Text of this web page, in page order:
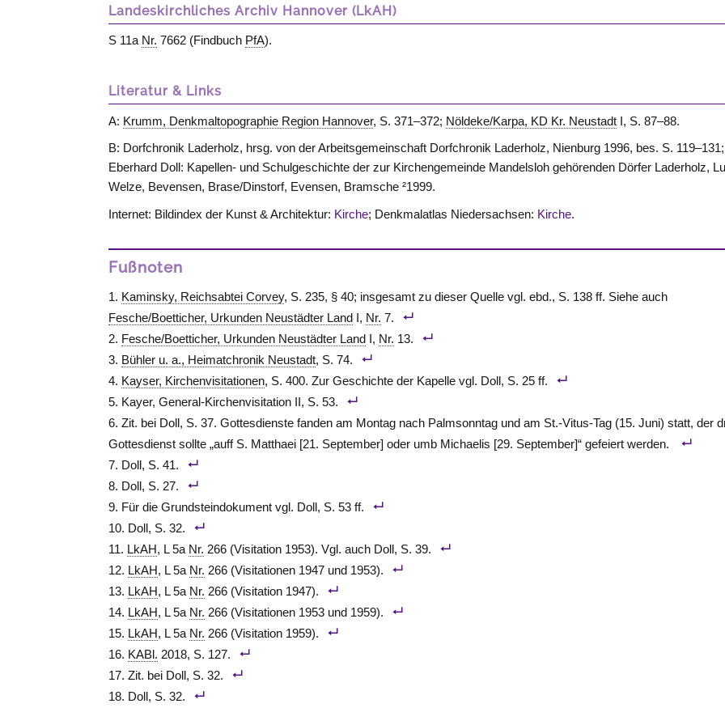
Landeskirchliches Archiv Hannover (LkAH)
S 11a Nr. 7662 (Findbuch PfA).
Literatur & Links
A: Krumm, Denkmaltopographie Region Hannover, S. 371–372; Nöldeke/Karpa, KD Kr. Neustadt I, S. 87–88.
B: Dorfchronik Laderholz, hrsg. von der Arbeitsgemeinschaft Dorfchronik Laderholz, Nienburg 1996, bes. S. 119–131;
Eberhard Doll: Kapellen- und Schulgeschichte der zur Kirchengemeinde Mandelsloh gehörenden Dörfer Laderholz,
Welze, Bevensen, Brase/Dinstorf, Evensen, Bramsche ²1999.
Internet: Bildindex der Kunst & Architektur: Kirche; Denkmalatlas Niedersachsen: Kirche.
Fußnoten
Kaminsky, Reichsabtei Corvey, S. 235, § 40; insgesamt zu dieser Quelle vgl. ebd., S. 138 ff. Siehe auch
Fesche/Boetticher, Urkunden Neustädter Land I, Nr. 7.
Fesche/Boetticher, Urkunden Neustädter Land I, Nr. 13.
Bühler u. a., Heimatchronik Neustadt, S. 74.
Kayser, Kirchenvisitationen, S. 400. Zur Geschichte der Kapelle vgl. Doll, S. 25 ff.
Kayer, General-Kirchenvisitation II, S. 53.
Zit. bei Doll, S. 37. Gottesdienste fanden am Montag nach Palmsonntag und am St.-Vitus-Tag (15. Juni) statt, der
Gottesdienst sollte „auff S. Matthaei [21. September] oder umb Michaelis [29. September]“ gefeiert werden.
Doll, S. 41.
Doll, S. 27.
Für die Grundsteindokument vgl. Doll, S. 53 ff.
Doll, S. 32.
LkAH, L 5a Nr. 266 (Visitation 1953). Vgl. auch Doll, S. 39.
LkAH, L 5a Nr. 266 (Visitationen 1947 und 1953).
LkAH, L 5a Nr. 266 (Visitation 1947).
LkAH, L 5a Nr. 266 (Visitationen 1953 und 1959).
LkAH, L 5a Nr. 266 (Visitation 1959).
KABl. 2018, S. 127.
Zit. bei Doll, S. 32.
Doll, S. 32.